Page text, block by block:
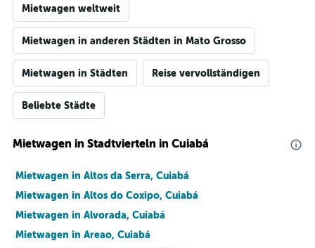
Mietwagen weltweit
Mietwagen in anderen Städten in Mato Grosso
Mietwagen in Städten Reise vervollständigen
Beliebte Städte
Mietwagen in Stadtvierteln in Cuiabá
Mietwagen in Altos da Serra, Cuiabá
Mietwagen in Altos do Coxipo, Cuiabá
Mietwagen in Alvorada, Cuiabá
Mietwagen in Areao, Cuiabá